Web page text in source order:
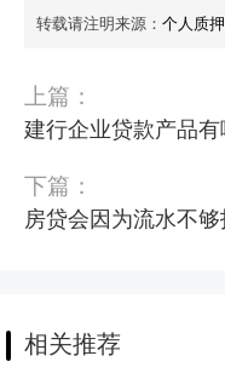
转载请注明来源： 个人质
上篇：
建行企业贷款产品有
下篇：
房贷会因为流水不够
相关推荐